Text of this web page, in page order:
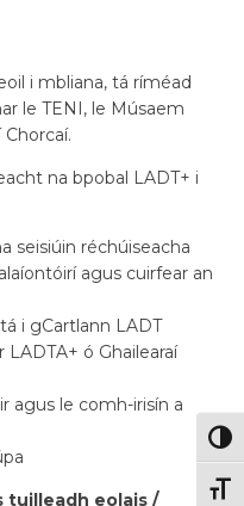
i mbliana, tá ríméad
le TENI, le Músaem
na bpobal LADT+ i
seisiúin réchúiseacha
agus cuirfear an
i gCartlann LADT
ó Ghailearaí
agus le comh-irisín a
tuilleadh eolais /